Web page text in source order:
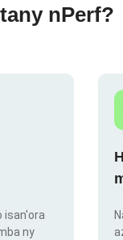
nPerf?
isan'ora
ny